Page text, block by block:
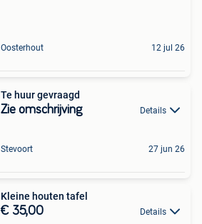
Oosterhout 12 jul 26
Te huur gevraagd
Zie omschrijving Details
Stevoort 27 jun 26
Kleine houten tafel
€ 35,00 Details